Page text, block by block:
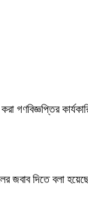
জবাব দিতে বলা